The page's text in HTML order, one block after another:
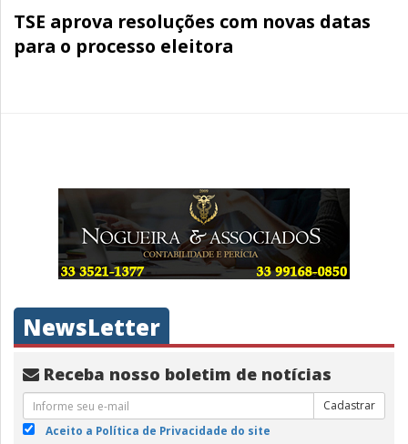
TSE aprova resoluções com novas datas
para o processo eleitora
NewsLetter
Receba nosso boletim de notícias
Cadastrar
Aceito a Política de Privacidade do site